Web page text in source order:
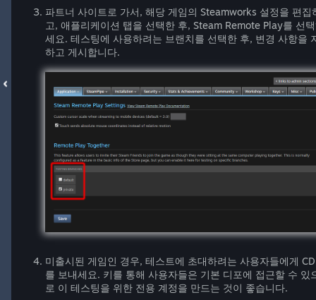
파트너 사이트로 가서, 해당 게임의 Steamworks 설정을 편집
고, 애플리케이션 탭을 선택한 후, Steam Remote Play를 선
세요. 테스팅에 사용하려는 브랜치를 선택한 후, 변경 사항을
하고 게시합니다.
미출시된 게임인 경우, 테스트에 초대하려는 사용자들에게
를 보내세요. 키를 통해 사용자들은 기본 디포에 접근할 수 있
로 이 테스팅을 위한 전용 계정을 만드는 것이 좋습니다.